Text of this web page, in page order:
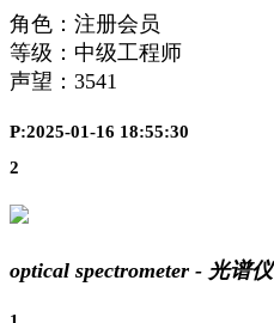
角色：注册会员
等级：中级工程师
声望： 3541
P:2025-01-16 18:55:30
2
optical spectrometer - 光谱仪